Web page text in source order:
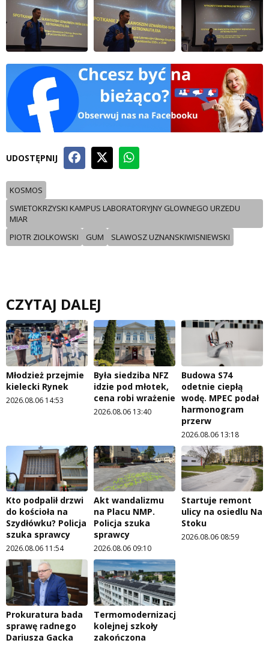
UDOSTĘPNIJ
KOSMOS
SWIETOKRZYSKI KAMPUS LABORATORYJNY GLOWNEGO URZEDU
MIAR
PIOTR ZIOLKOWSKI
GUM SLAWOSZ UZNANSKIWISNIEWSKI
CZYTAJ DALEJ
Młodzież przejmie
kielecki Rynek
2026.08.06 14:53
Była siedziba NFZ
idzie pod młotek,
cena robi wrażenie
2026.08.06 13:40
Budowa S74
odetnie ciepłą
wodę. MPEC podał
harmonogram
przerw
2026.08.06 13:18
Kto podpalił drzwi
do kościoła na
Szydłówku? Policja
szuka sprawcy
2026.08.06 11:54
Akt wandalizmu
na Placu NMP.
Policja szuka
sprawcy
2026.08.06 09:10
Startuje remont
ulicy na osiedlu Na
Stoku
2026.08.06 08:59
Prokuratura bada
sprawę radnego
Dariusza Gacka
Termomodernizacja
kolejnej szkoły
zakończona